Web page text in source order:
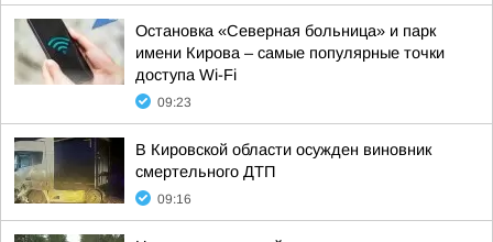
Остановка «Северная больница» и парк
имени Кирова – самые популярные точки
доступа Wi-Fi
09:23
В Кировской области осужден виновник
смертельного ДТП
09:16